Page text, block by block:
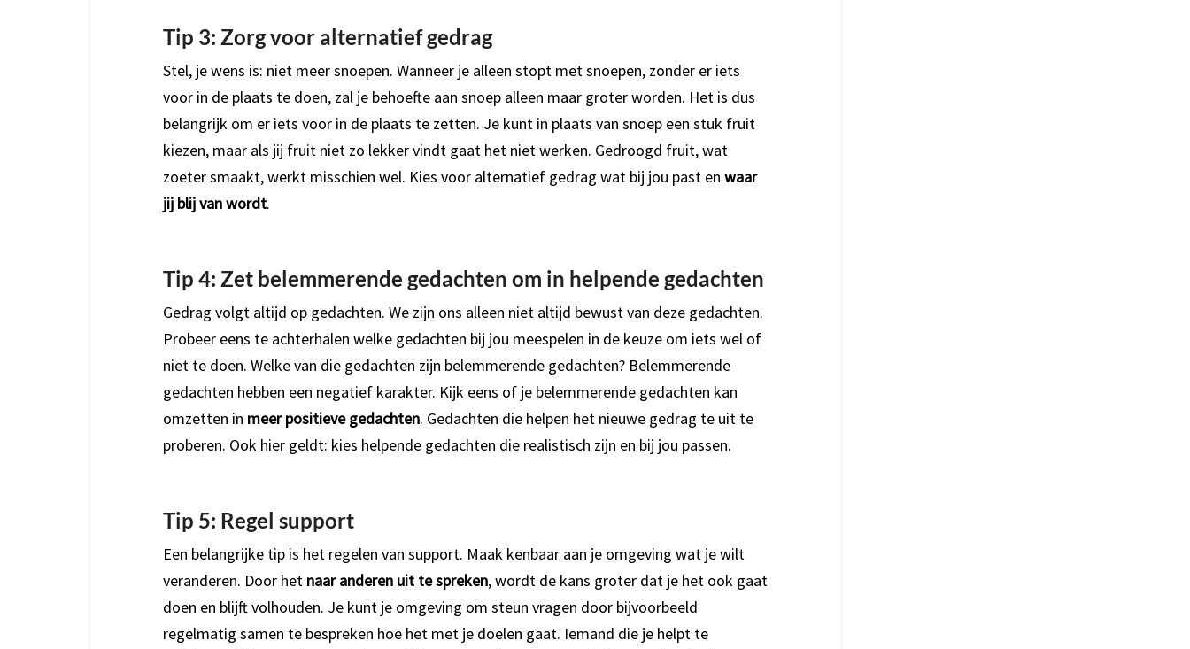
Tip 3: Zorg voor alternatief gedrag
Stel, je wens is: niet meer snoepen. Wanneer je alleen stopt met snoepen, zonder er iets
voor in de plaats te doen, zal je behoefte aan snoep alleen maar groter worden. Het is dus
belangrijk om er iets voor in de plaats te zetten. Je kunt in plaats van snoep een stuk fruit
kiezen, maar als jij fruit niet zo lekker vindt gaat het niet werken. Gedroogd fruit, wat
zoeter smaakt, werkt misschien wel. Kies voor alternatief gedrag wat bij jou past en waar
jij blij van wordt.
Tip 4: Zet belemmerende gedachten om in helpende gedachten
Gedrag volgt altijd op gedachten. We zijn ons alleen niet altijd bewust van deze gedachten.
Probeer eens te achterhalen welke gedachten bij jou meespelen in de keuze om iets wel of
niet te doen. Welke van die gedachten zijn belemmerende gedachten? Belemmerende
gedachten hebben een negatief karakter. Kijk eens of je belemmerende gedachten kan
omzetten in meer positieve gedachten. Gedachten die helpen het nieuwe gedrag te uit te
proberen. Ook hier geldt: kies helpende gedachten die realistisch zijn en bij jou passen.
Tip 5: Regel support
Een belangrijke tip is het regelen van support. Maak kenbaar aan je omgeving wat je wilt
veranderen. Door het naar anderen uit te spreken, wordt de kans groter dat je het ook gaat
doen en blijft volhouden. Je kunt je omgeving om steun vragen door bijvoorbeeld
regelmatig samen te bespreken hoe het met je doelen gaat. Iemand die je helpt te